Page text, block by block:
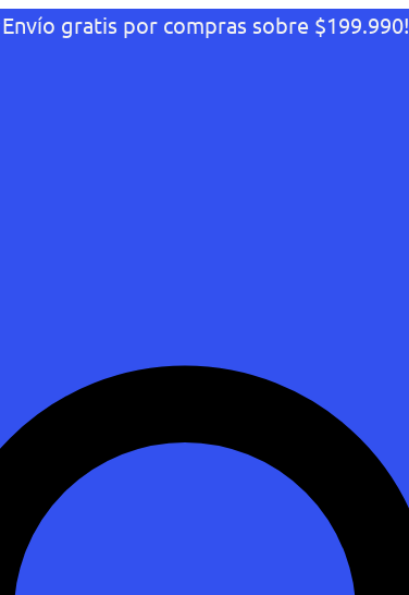
gratis por compras sobre $199.990!